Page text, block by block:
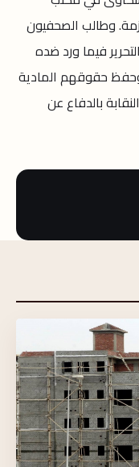
وطالب الصحفيون
فيما ورد ضده
حقوقهم المادية
بالدفاع عن